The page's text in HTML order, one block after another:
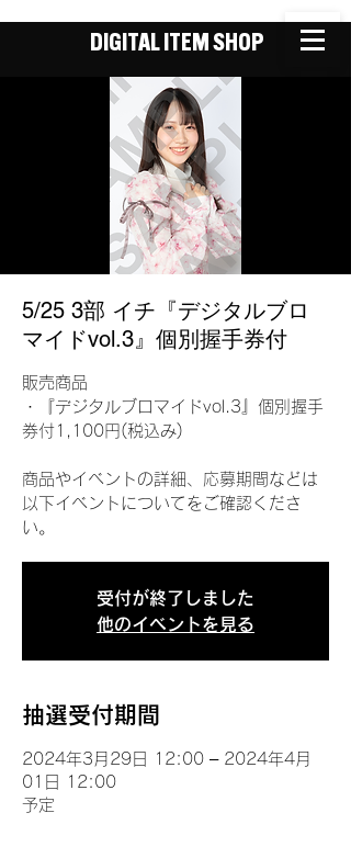
DIGITAL ITEM SHOP
5/25 3部 イチ『デジタルブロ
マイドvol.3』個別握手券付
販売商品
・『デジタルブロマイドvol.3』個別握手
券付1,100円(税込み)
商品やイベントの詳細、応募期間などは
以下イベントについてをご確認くださ
い。
受付が終了しました
他のイベントを見る
抽選受付期間
2024年3月29日 12:00 – 2024年4月
01日 12:00
予定